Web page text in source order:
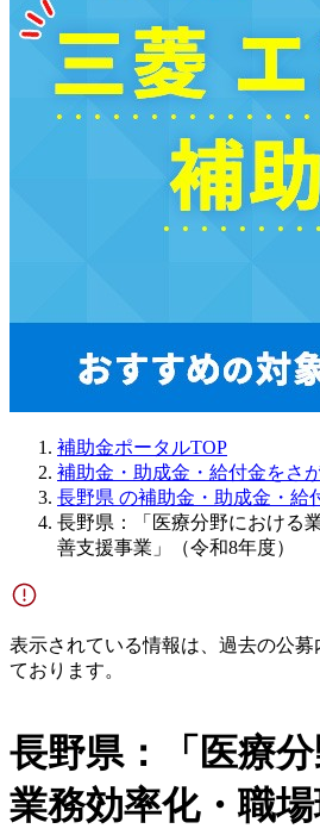
補助金ポータルTOP
補助金・助成金・給付金をさ
長野県 の補助金・助成金・給
長野県：「医療分野における
善支援事業」（令和8年度）
表示されている情報は、過去の公
ております。
長野県：「医療
業務効率化・職